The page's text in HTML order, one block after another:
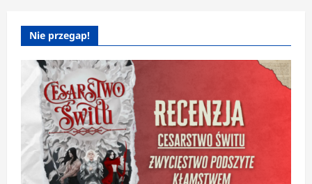
Nie przegap!